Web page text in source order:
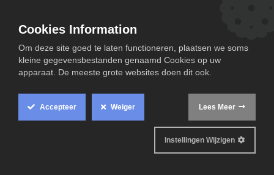
Cookies Information
Om deze site goed te laten functioneren, plaatsen we soms
kleine gegevensbestanden genaamd Cookies op uw
apparaat. De meeste grote websites doen dit ook.
Accepteer Weiger Lees Meer
Instellingen Wijzigen